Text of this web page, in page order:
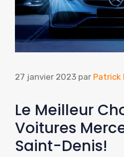
27 janvier 2023 par Patrick
Le Meilleur
Voitures
Saint-Denis!